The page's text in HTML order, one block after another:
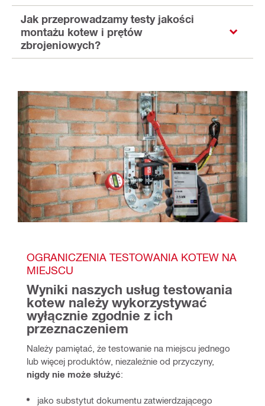
Jak przeprowadzamy testy jakości
montażu kotew i prętów
zbrojeniowych?
OGRANICZENIA TESTOWANIA KOTEW NA
MIEJSCU
Wyniki naszych usług testowania
kotew należy wykorzystywać
wyłącznie zgodnie z ich
przeznaczeniem
Należy pamiętać, że testowanie na miejscu jednego
nigdy nie może służyć:
jako substytut dokumentu zatwierdzającego